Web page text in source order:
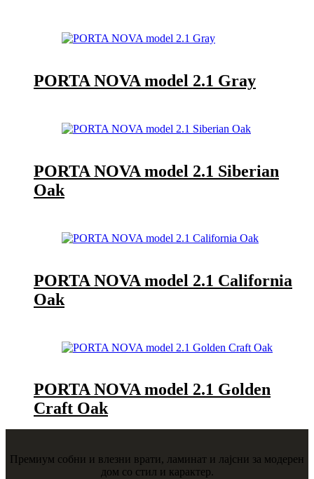
PORTA NOVA model 2.1 Gray
PORTA NOVA model 2.1 Siberian
Oak
PORTA NOVA model 2.1 California
Oak
PORTA NOVA model 2.1 Golden
Craft Oak
Премиум собни и влезни врати, ламинат и лајсни за модерен
дом со стил и карактер.